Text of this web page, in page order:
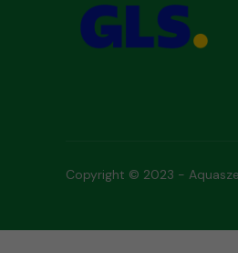
Copyright © 2023 -